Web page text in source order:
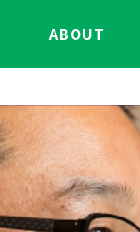
ABOUT